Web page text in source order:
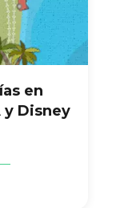
en
y Disney